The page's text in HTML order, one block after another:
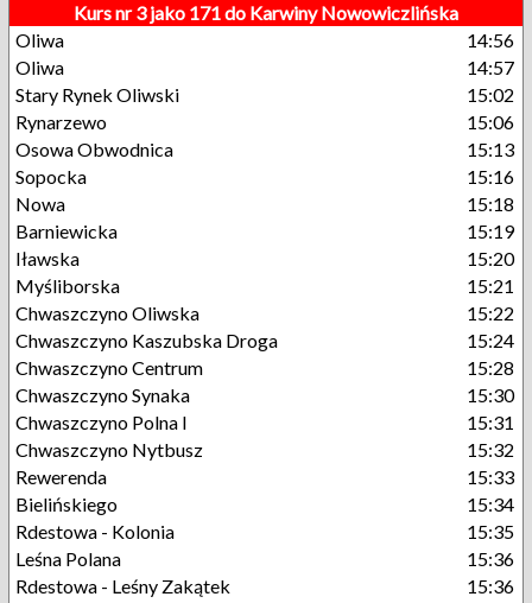
Kurs nr 3 jako 171 do Karwiny Nowowiczlińska
Oliwa
14:56
Oliwa
14:57
Stary Rynek Oliwski
15:02
Rynarzewo
15:06
Osowa Obwodnica
15:13
Sopocka
15:16
Nowa
15:18
Barniewicka
15:19
Iławska
15:20
Myśliborska
15:21
Chwaszczyno Oliwska
15:22
Chwaszczyno Kaszubska Droga
15:24
Chwaszczyno Centrum
15:28
Chwaszczyno Synaka
15:30
Chwaszczyno Polna I
15:31
Chwaszczyno Nytbusz
15:32
Rewerenda
15:33
Bielińskiego
15:34
Rdestowa - Kolonia
15:35
Leśna Polana
15:36
Rdestowa - Leśny Zakątek
15:36